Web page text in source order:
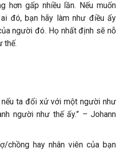
hơn gấp nhiều lần. Nếu muốn
đó, bạn hãy làm như điều ấy
người đó. Họ nhất định sẽ nỗ
thế.
nếu ta đối xử với một người như
người như thế ấy.” – Johann
chồng hay nhân viên của bạn